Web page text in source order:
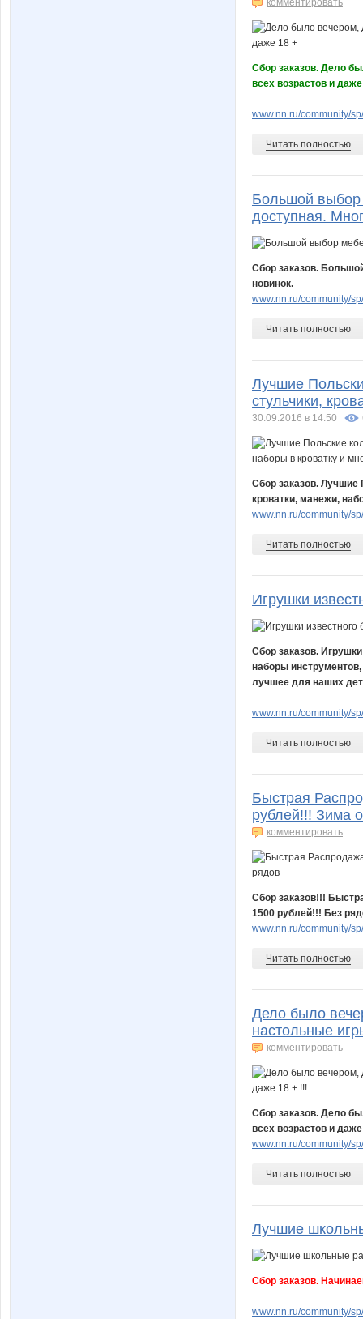
комментировать
Сбор заказов. Дело
всех возрастов и
www.nn.ru/community/
Читать полностью
Большой выбор
доступная.
Сбор заказов.
новинок.
www.nn.ru/community/
Читать полностью
Лучшие
стульчики,
30.09.2016 в 14:50
Сбор заказов. Лучшие
кроватки, манежи,
www.nn.ru/community/
Читать полностью
Игрушки
Сбор заказов.
наборы
лучшее для наших
www.nn.ru/community/
Читать полностью
Быстрая
рублей!!! Зима
комментировать
Сбор заказов!!!
1500 рублей!!! Без
www.nn.ru/community/
Читать полностью
Дело было
настольные
комментировать
Сбор заказов. Дело
всех возрастов и
www.nn.ru/community/
Читать полностью
Лучшие
Сбор заказов.
www.nn.ru/community/